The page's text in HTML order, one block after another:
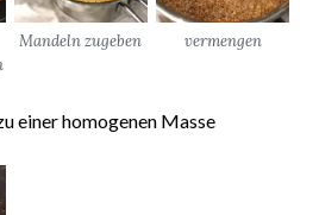
Mandeln zugeben vermengen
einer homogenen Masse